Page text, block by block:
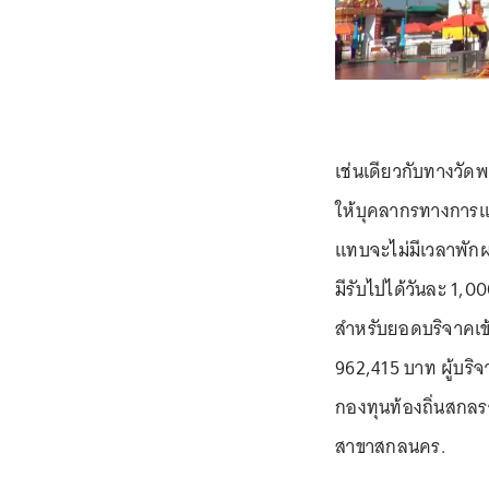
เช่นเดียวกับทางวัด
ให้บุคลากรทางกา
แทบจะไม่มีเวลาพั
มีรับไปได้วันละ
สำหรับยอดบริจาค
962,415 บาท ผู้บริ
กองทุนท้องถิ่นสกลร
สาขาสกลนคร.